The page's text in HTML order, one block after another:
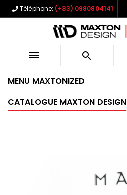
Téléphone: (+33) 0980804141
 
MENU MAXTONIZED
CATALOGUE MAXTON DESIGN